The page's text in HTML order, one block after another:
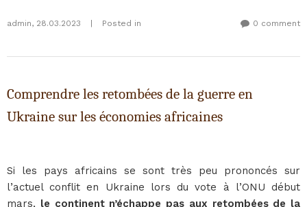
admin, 28.03.2023 Posted in 0 comment
Comprendre les retombées de la guerre en
Ukraine sur les économies africaines
Si les pays africains se sont très peu prononcés sur
l’actuel conflit en Ukraine lors du vote à l’ONU début
mars, le continent n’échappe pas aux retombées de la